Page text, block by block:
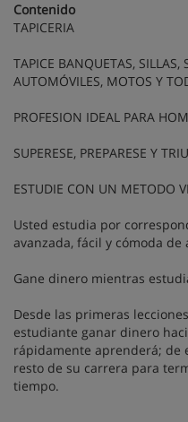
Contenido
TAPICERIA
TAPICE BANQUETAS, SILLAS,
AUTOMÓVILES, MOTOS Y
PROFESION IDEAL PARA
SUPERESE, PREPARESE Y
ESTUDIE CON UN METODO
Usted estudia por
avanzada, fácil y cómoda de
Gane dinero mientras
Desde las primeras
estudiante ganar dinero
rápidamente aprenderá; de
resto de su carrera para
tiempo.